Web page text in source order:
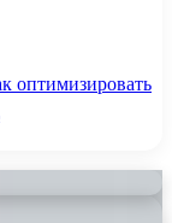
оптимизировать